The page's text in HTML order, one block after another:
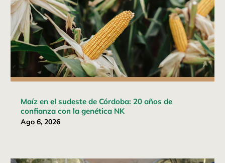
Maíz en el sudeste de Córdoba: 20 años de
confianza con la genética NK
Ago 6, 2026